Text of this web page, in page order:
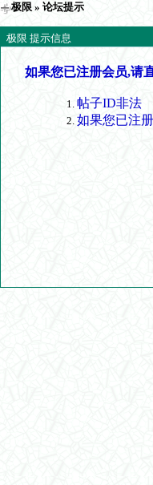
极限 » 论坛提示
极限 提示信息
如果您已注册会员,请
帖子ID非法
如果您已注